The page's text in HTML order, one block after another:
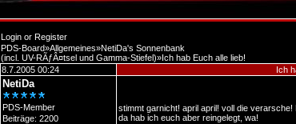
Login or Register
PDS-Board»Allgemeines»NetiDa's Sonnenbank
(incl. UV-RÃƒÂ¤tsel und Gamma-Stiefel)»Ich hab Euch alle lieb!
8.7.2005 00:24
Ich
NetiDa
PDS-Member
Beiträge: 2200
stimmt garnicht! april april! voll die verarsche!
da hab ich euch aber reingelegt, wa!